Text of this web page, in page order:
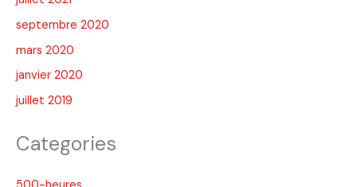
septembre 2020
mars 2020
janvier 2020
juillet 2019
Categories